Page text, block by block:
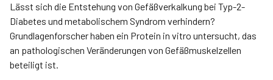
Lässt sich die Entstehung von Gefäßverkalkung bei Typ-2-
Diabetes und metabolischem Syndrom verhindern?
Grundlagenforscher haben ein Protein in vitro untersucht, das
an pathologischen Veränderungen von Gefäßmuskelzellen
beteiligt ist.